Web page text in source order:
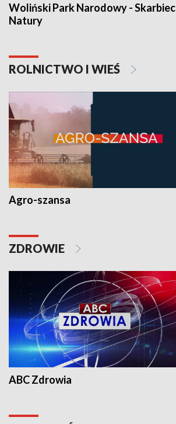
Woliński Park Narodowy - Skarbiec
Natury
ROLNICTWO I WIEŚ
Agro-szansa
ZDROWIE
ABC Zdrowia